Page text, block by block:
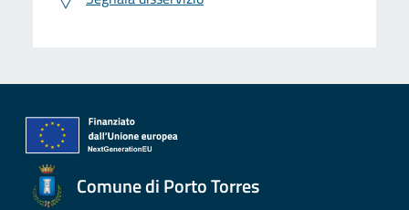
Comune di Porto Torres